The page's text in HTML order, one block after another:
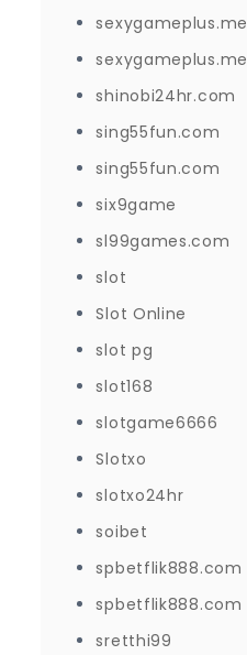
sexygameplus.me
sexygameplus.me
shinobi24hr.com
sing55fun.com
sing55fun.com
six9game
sl99games.com
slot
Slot Online
slot pg
slot168
slotgame6666
Slotxo
slotxo24hr
soibet
spbetflik888.com
spbetflik888.com
sretthi99